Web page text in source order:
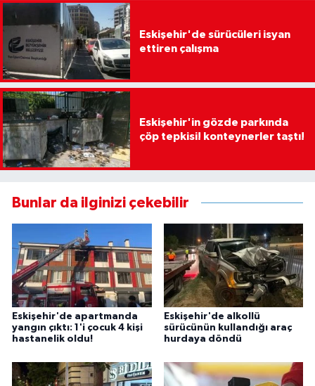
Eskişehir'de sürücüleri isyan
ettiren çalışma
Eskişehir'in gözde parkında
çöp tepkisi! konteynerler taştı!
Bunlar da ilginizi çekebilir
Eskişehir'de apartmanda
yangın çıktı: 1'i çocuk 4 kişi
hastanelik oldu!
Eskişehir'de alkollü
sürücünün kullandığı araç
hurdaya döndü